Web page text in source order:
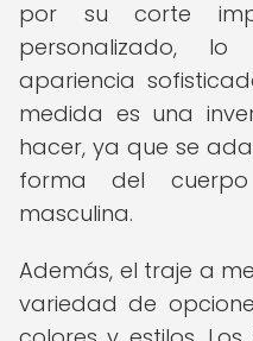
por su corte
personalizado,
apariencia
medida es una
hacer, ya que se
forma del
masculina.
Además, el traje a
variedad de